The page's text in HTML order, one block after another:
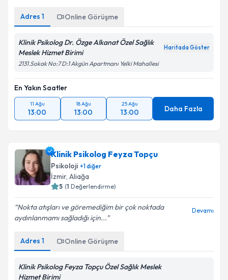
Adres 1 Online Görüşme
Klinik Psikolog Dr. Özge Alkanat Özel Sağlık
Meslek Hizmet Birimi
Haritada Göster
2131.Sokak No:7 D:1 Akgün Apartmanı Yelki Mahallesi
En Yakın Saatler
11 Ağu
13:00
18 Ağu
13:00
25 Ağu
13:00 Daha Fazla
Klinik Psikolog Feyza Topçu
Psikoloji +1diğer
İzmir, Aliağa
5 (1 Değerlendirme)
Nokta atışları ve göremediğim bir çok noktada
aydınlanmamı sağladığı için...
Devamı
Adres 1 Online Görüşme
Klinik Psikolog Feyza Topçu Özel Sağlık Meslek
Hizmet Birimi